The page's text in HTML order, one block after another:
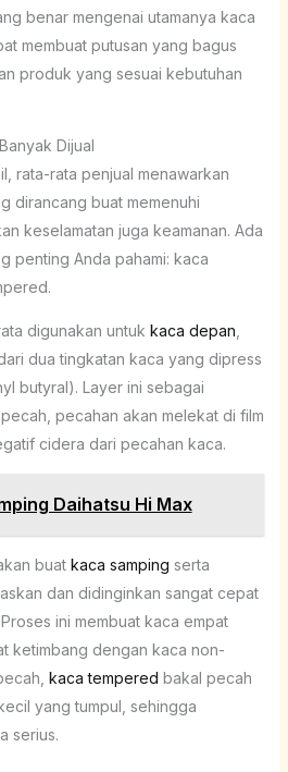
benar mengenai utamanya kaca
membuat putusan yang bagus
produk yang sesuai kebutuhan
Dijual
rata-rata penjual menawarkan
dirancang buat memenuhi
keselamatan juga keamanan. Ada
penting Anda pahami: kaca
digunakan untuk kaca depan
dua tingkatan kaca yang dipress
butyral). Layer ini sebagai
pecahan akan melekat di film
cidera dari pecahan kaca.
Daihatsu Hi Max
buat kaca samping serta
dan didinginkan sangat cepat
ini membuat kaca empat
ketimbang dengan kaca non-
kaca tempered bakal pecah
yang tumpul, sehingga
serius.